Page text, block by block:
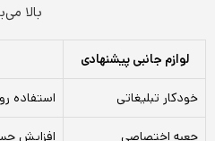
بالا
لوازم جانبی پیشنهادی
خودکار تبلیغاتی استفاده
جعبه اختصاصی افزایش